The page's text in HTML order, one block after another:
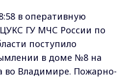
в оперативную
ГУ МЧС России по
поступило
в доме №8 на
во Владимире. Пожарно-